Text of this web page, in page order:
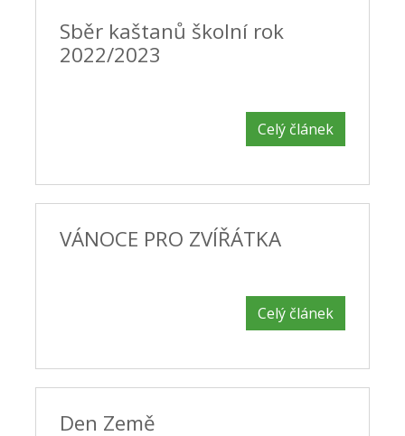
Sběr kaštanů školní rok
2022/2023
Celý článek
VÁNOCE PRO ZVÍŘÁTKA
Celý článek
Den Země